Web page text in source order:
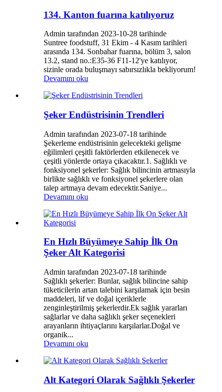
134. Kanton fuarına katılıyoruz
Admin tarafından 2023-10-28 tarihinde
Suntree foodstuff, 31 Ekim - 4 Kasım tarihleri ​​
arasında 134. Sonbahar fuarına, bölüm 3, salon
13.2, stand no.:E35-36 F11-12'ye katılıyor,
sizinle orada buluşmayı sabırsızlıkla bekliyorum!
Devamını oku
Şeker Endüstrisinin Trendleri
Admin tarafından 2023-07-18 tarihinde
Şekerleme endüstrisinin gelecekteki gelişme
eğilimleri çeşitli faktörlerden etkilenecek ve
çeşitli yönlerde ortaya çıkacaktır.1. Sağlıklı ve
fonksiyonel şekerler: Sağlık bilincinin artmasıyla
birlikte sağlıklı ve fonksiyonel şekerlere olan
talep artmaya devam edecektir.Saniye...
Devamını oku
En Hızlı Büyümeye Sahip İlk On
Şeker Alt Kategorisi
Admin tarafından 2023-07-18 tarihinde
Sağlıklı şekerler: Bunlar, sağlık bilincine sahip
tüketicilerin artan talebini karşılamak için besin
maddeleri, lif ve doğal içeriklerle
zenginleştirilmiş şekerlerdir.Ek sağlık yararları
sağlarlar ve daha sağlıklı şeker seçenekleri
arayanların ihtiyaçlarını karşılarlar.Doğal ve
organik...
Devamını oku
Alt Kategori Olarak Sağlıklı Şekerler